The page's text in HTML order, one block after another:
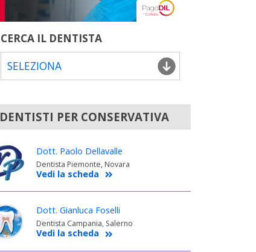
CERCA IL DENTISTA
SELEZIONA
DENTISTI PER CONSERVATIVA
Dott. Paolo Dellavalle
Dentista Piemonte, Novara
Vedi la scheda
Dott. Gianluca Foselli
Dentista Campania, Salerno
Vedi la scheda